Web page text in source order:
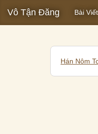
Vô Tận Đăng Bài Viết
Hán Nôm